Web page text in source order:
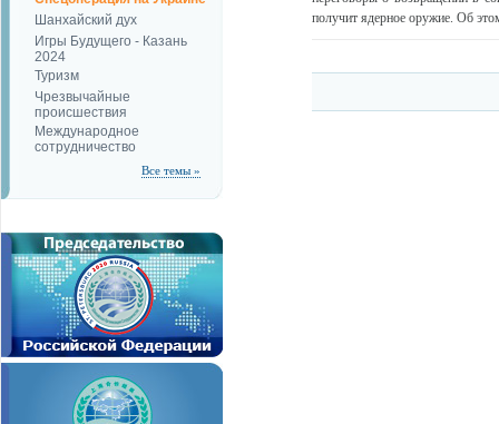
Шанхайский дух
Игры Будущего - Казань
2024
Туризм
Чрезвычайные
происшествия
Международное
сотрудничество
Все темы »
получит ядерное оружие. Об